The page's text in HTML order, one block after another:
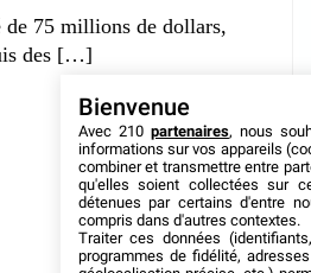
de 75 millions de dollars,
des
Bienvenue
Avec 210 partenaires, nous
informations sur vos appareils
combiner et transmettre entre
qu'elles soient collectées sur
détenues par certains d'entre
compris dans d'autres contextes.
Traiter ces données
programmes de fidélité,